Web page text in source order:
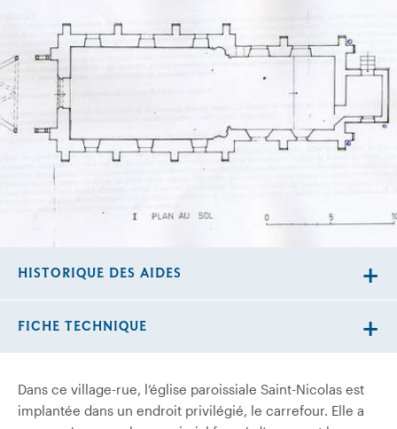
Dans ce village-rue, l’église paroissiale Saint-Nicolas est
implantée dans un endroit privilégié, le carrefour. Elle a
HISTORIQUE DES AIDES
FICHE TECHNIQUE